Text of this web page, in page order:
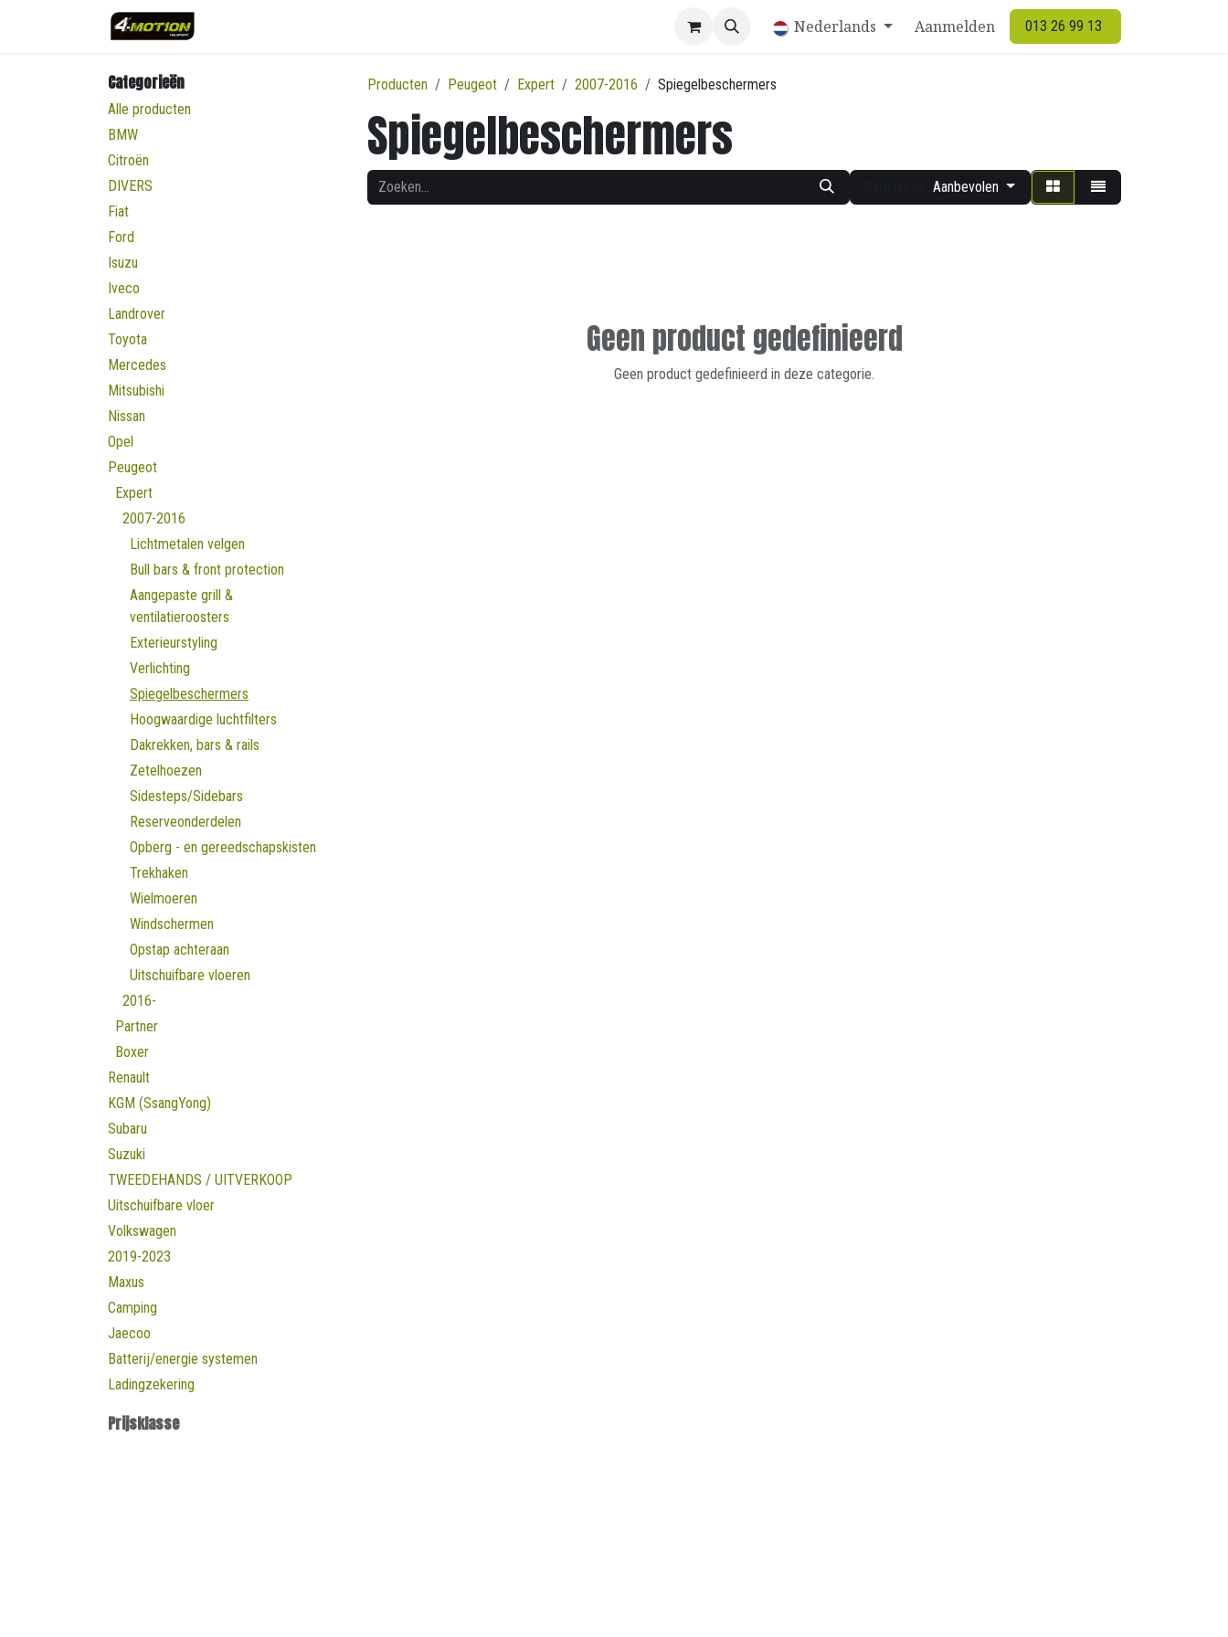
Overslaan naar inhoud
Nederlands Aanmelden 013 26 99 13
Categorieën
Alle producten
BMW
Citroën
DIVERS
Fiat
Ford
Isuzu
Iveco
Landrover
Toyota
Mercedes
Mitsubishi
Nissan
Opel
Peugeot
Expert
2007-2016
Lichtmetalen velgen
Bull bars & front protection
Aangepaste grill &
ventilatieroosters
Exterieurstyling
Verlichting
Spiegelbeschermers
Hoogwaardige luchtfilters
Dakrekken, bars & rails
Zetelhoezen
Sidesteps/Sidebars
Reserveonderdelen
Opberg - en gereedschapskisten
Trekhaken
Wielmoeren
Windschermen
Opstap achteraan
Uitschuifbare vloeren
2016-
Partner
Boxer
Renault
KGM (SsangYong)
Subaru
Suzuki
TWEEDEHANDS / UITVERKOOP
Uitschuifbare vloer
Volkswagen
2019-2023
Maxus
Camping
Jaecoo
Batterij/energie systemen
Ladingzekering
Prijsklasse
Producten Peugeot Expert 2007-2016 Spiegelbeschermers
Spiegelbeschermers
Aanbevolen
Geen product gedefinieerd
Geen product gedefinieerd in deze categorie.